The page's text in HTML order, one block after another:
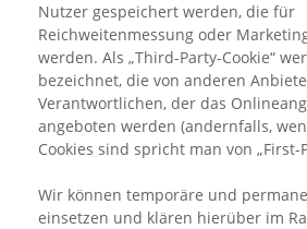
Nutzer gespeichert werden, die für
Reichweitenmessung oder
werden. Als „Third-Party-Cookie“
bezeichnet, die von anderen
Verantwortlichen, der das
angeboten werden (andernfalls,
Cookies sind spricht man von „First-
Wir können temporäre und
einsetzen und klären hierüber im